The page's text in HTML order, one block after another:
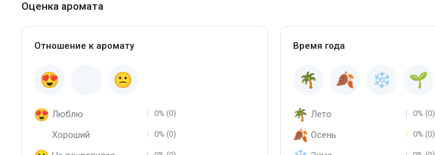
Оценка аромата
Отношение к аромату
Люблю 0% (0)
Хороший 0% (0)
Время года
Лето 0% (0)
Осень 0% (0)